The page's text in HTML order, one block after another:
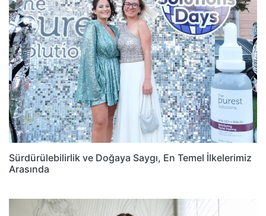
Sürdürülebilirlik ve Doğaya Saygı, En Temel İlkelerimiz
Arasında